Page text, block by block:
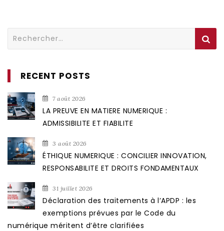
Rechercher :
RECENT POSTS
7 août 2026
LA PREUVE EN MATIERE NUMERIQUE :
ADMISSIBILITE ET FIABILITE
3 août 2026
ÉTHIQUE NUMERIQUE : CONCILIER INNOVATION,
RESPONSABILITE ET DROITS FONDAMENTAUX
31 juillet 2026
Déclaration des traitements à l’APDP : les
exemptions prévues par le Code du
numérique méritent d’être clarifiées